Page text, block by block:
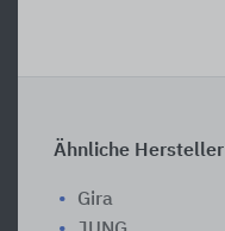
Ähnliche Hersteller
Gira